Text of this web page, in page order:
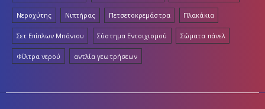
Μπαταρία Νεροχύτη Μπαταρία Νιπτήρος Μπαταρία λουτρού
Νεροχύτης Νιπτήρας Πετσετοκρεμάστρα Πλακάκια
Σετ Επίπλων Μπάνιου Σύστημα Εντοιχισμού Σώματα πάνελ
Φίλτρα νερού αντλία γεωτρήσεων